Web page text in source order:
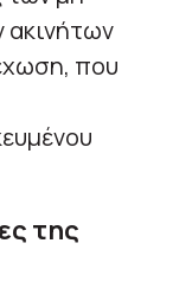
ακινήτων
που
της